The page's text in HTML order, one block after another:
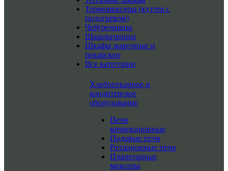
Термомиксеры (куттер с
подогревом)
Чебуречницы
Шашлычницы
Шкафы жарочные и
пекарские
Все категории
Хлебопекарное и
кондитерское
оборудование
Печи
конвекционные
Подовые печи
Ротационные печи
Планетарные
миксеры